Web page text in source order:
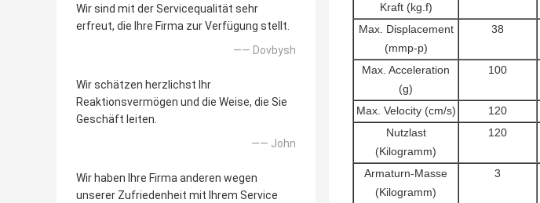
Wir sind mit der Servicequalität sehr
erfreut, die Ihre Firma zur Verfügung stellt.
—— Dovbysh
Wir schätzen herzlichst Ihr
Reaktionsvermögen und die Weise, die Sie
Geschäft leiten.
—— John
Wir haben Ihre Firma anderen wegen
unserer Zufriedenheit mit Ihrem Service
Kraft (kg.f)
Max. Displacement
(mmp-p)
38
Max. Acceleration
(g)
100
Max. Velocity (cm/s) 120
Nutzlast
(Kilogramm)
120
Armaturn-Masse
(Kilogramm)
3